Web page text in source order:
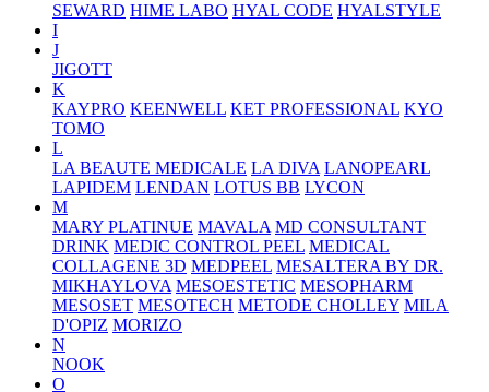
SEWARD HIME LABO HYAL CODE HYALSTYLE
I
J
JIGOTT
K
KAYPRO KEENWELL KET PROFESSIONAL KYO
TOMO
L
LA BEAUTE MEDICALE LA DIVA LANOPEARL
LAPIDEM LENDAN LOTUS BB LYCON
M
MARY PLATINUE MAVALA MD CONSULTANT
DRINK MEDIC CONTROL PEEL MEDICAL
COLLAGENE 3D MEDPEEL MESALTERA BY DR.
MIKHAYLOVA MESOESTETIC MESOPHARM
MESOSET MESOTECH METODE CHOLLEY MILA
D'OPIZ MORIZO
N
NOOK
O